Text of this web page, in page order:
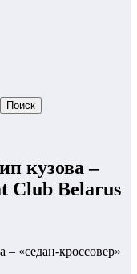
кузова –
Club Belarus
– «седан-кроссовер»